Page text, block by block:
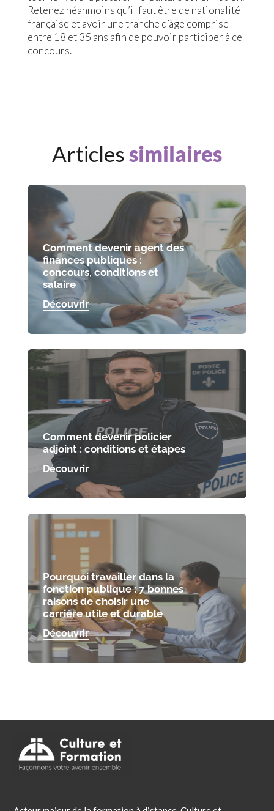
Retenez néanmoins qu’il faut être de nationalité
française et avoir une tranche d’âge comprise
entre 18 et 35 ans afin de pouvoir participer à ce
concours.
Articlessimilaires
Comment devenir agent des
finances publiques :
concours, conditions et
salaire
Découvrir
Comment devenir policier
adjoint : conditions et étapes
Découvrir
Pourquoi travailler dans la
fonction publique : 7 bonnes
raisons de choisir une
carrière utile et durable
Découvrir